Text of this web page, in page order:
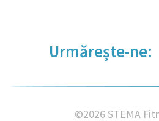
Urmărește-ne:
©2026 STEMA